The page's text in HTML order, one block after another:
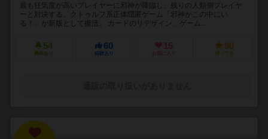
最も狂気度が高いプレイヤーに邪神が降臨し、残りの人類側プレイヤ
ーと対決する。クトゥルフ系正体隠匿ゲーム「邪神がこの中にい
る！」が新版として復活。 カードのリデザイン、ゲーム...
54
興味あり
60
経験あり
15
お気に入り
90
持ってる